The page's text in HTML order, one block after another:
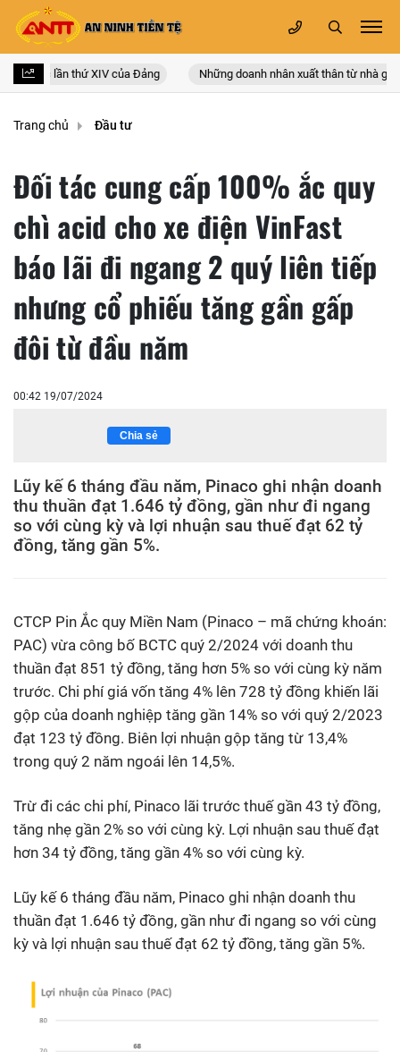
quốc lần thứ XIV của Đảng Những doanh nhân xuất thân từ nhà giáo
Trang chủ Đầu tư
Đối tác cung cấp 100% ắc quy
chì acid cho xe điện VinFast
báo lãi đi ngang 2 quý liên tiếp
nhưng cổ phiếu tăng gần gấp
đôi từ đầu năm
00:42 19/07/2024
Chia sẻ
Lũy kế 6 tháng đầu năm, Pinaco ghi nhận doanh
thu thuần đạt 1.646 tỷ đồng, gần như đi ngang
so với cùng kỳ và lợi nhuận sau thuế đạt 62 tỷ
đồng, tăng gần 5%.
CTCP Pin Ắc quy Miền Nam (Pinaco – mã chứng khoán:
PAC) vừa công bố BCTC quý 2/2024 với doanh thu
thuần đạt 851 tỷ đồng, tăng hơn 5% so với cùng kỳ năm
trước. Chi phí giá vốn tăng 4% lên 728 tỷ đồng khiến lãi
gộp của doanh nghiệp tăng gần 14% so với quý 2/2023
đạt 123 tỷ đồng. Biên lợi nhuận gộp tăng từ 13,4%
trong quý 2 năm ngoái lên 14,5%.
Trừ đi các chi phí, Pinaco lãi trước thuế gần 43 tỷ đồng,
tăng nhẹ gần 2% so với cùng kỳ. Lợi nhuận sau thuế đạt
hơn 34 tỷ đồng, tăng gần 4% so với cùng kỳ.
Lũy kế 6 tháng đầu năm, Pinaco ghi nhận doanh thu
thuần đạt 1.646 tỷ đồng, gần như đi ngang so với cùng
kỳ và lợi nhuận sau thuế đạt 62 tỷ đồng, tăng gần 5%.